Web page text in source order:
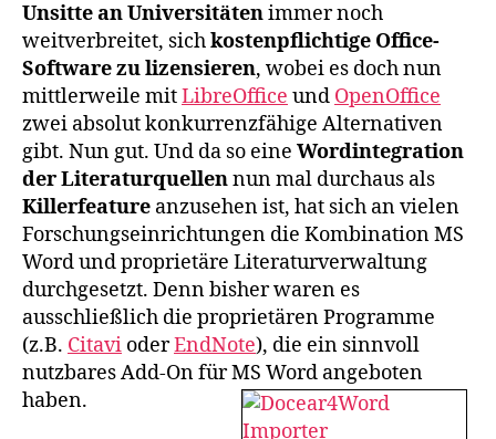
Unsitte an Universitätenimmer noch
weitverbreitet, sichkostenpflichtige Office-
Software zu lizensieren, wobei es doch nun
mittlerweile mitLibreOffice und OpenOffice
zwei absolut konkurrenzfähige Alternativen
gibt. Nun gut. Und da so eine Wordintegration
der Literaturquellennun mal durchaus als
Killerfeature anzusehen ist, hat sich an vielen
Forschungseinrichtungen die Kombination MS
Word und proprietäre Literaturverwaltung
durchgesetzt. Denn bisher waren es
ausschließlich die proprietären Programme
(z.B. Citavi oderEndNote), die ein sinnvoll
nutzbares Add-On für MS Word angeboten
haben.